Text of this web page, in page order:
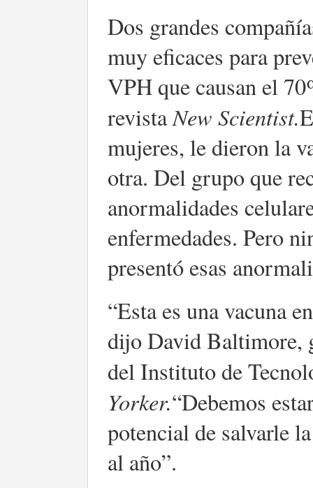
Dos grandes
muy eficaces para
VPH que causan el
revistaNew Scientist.
mujeres, le dieron la
otra. Del grupo que
anormalidades
enfermedades. Pero
presentó esas
“Esta es una vacuna
dijo David Baltimore,
del Instituto de
Yorker.“Debemos
potencial de salvarle
al año”.